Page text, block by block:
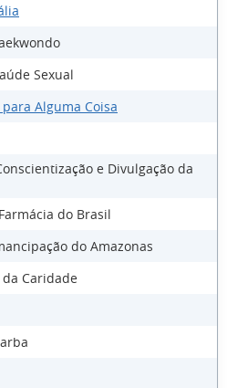
Sexual
Alguma Coisa
e Divulgação da
do Brasil
do Amazonas
Caridade